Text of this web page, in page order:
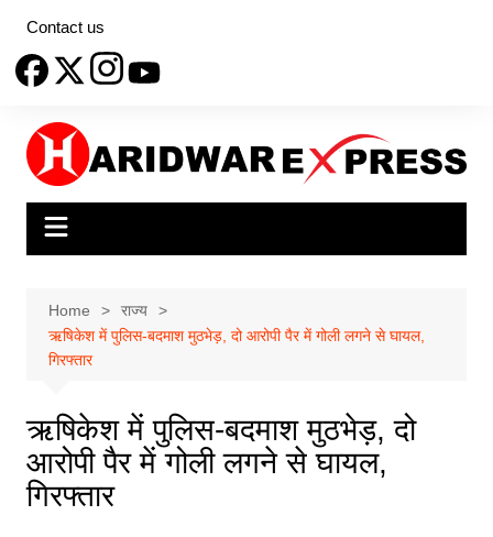
content
Contact us
Home
राज्य
ऋषिकेश में पुलिस-बदमाश मुठभेड़, दो आरोपी पैर में गोली लगने से घायल,
गिरफ्तार
ऋषिकेश में पुलिस-बदमाश मुठभेड़, दो
आरोपी पैर में गोली लगने से घायल,
गिरफ्तार